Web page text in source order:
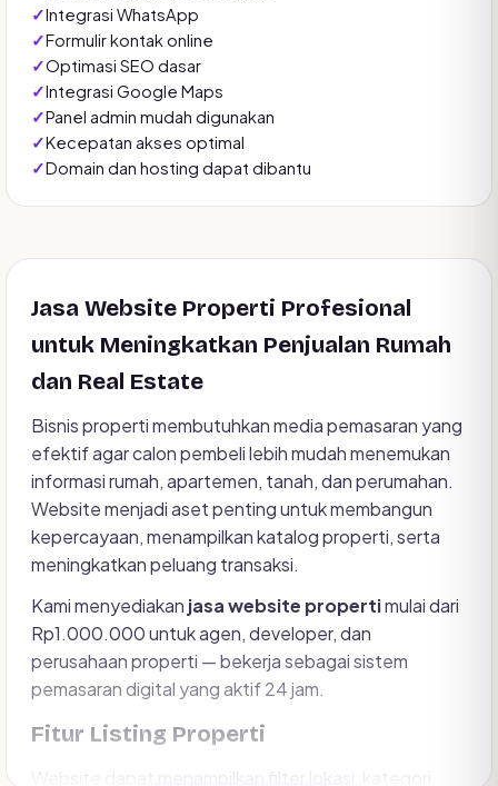
Integrasi WhatsApp
Formulir kontak online
Optimasi SEO dasar
Integrasi Google Maps
Panel admin mudah digunakan
Kecepatan akses optimal
Domain dan hosting dapat dibantu
Jasa Website Properti Profesional
untuk Meningkatkan Penjualan Rumah
dan Real Estate
Bisnis properti membutuhkan media pemasaran yang
efektif agar calon pembeli lebih mudah menemukan
informasi rumah, apartemen, tanah, dan perumahan.
Website menjadi aset penting untuk membangun
kepercayaan, menampilkan katalog properti, serta
meningkatkan peluang transaksi.
Kami menyediakan jasa website propertimulai dari
Rp1.000.000 untuk agen, developer, dan
perusahaan properti — bekerja sebagai sistem
pemasaran digital yang aktif 24 jam.
Fitur Listing Properti
Website dapat menampilkan filter lokasi, kategori